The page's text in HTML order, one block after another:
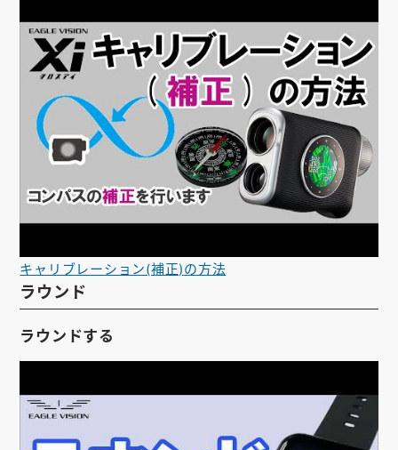
キャリブレーション(補正)の方法
ラウンド
ラウンドする